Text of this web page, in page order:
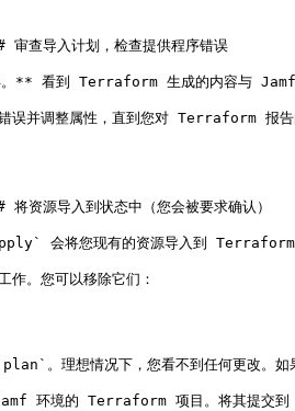
入计划，检查提供程序错误
** 看到 Terraform 生成的内容与 Jamf 实
误并调整属性，直到您对 Terraform 报
导入到状态中（您会被要求确认）
会将您现有的资源导入到 Terraform
作。您可以移除它们：
。理想情况下，您看不到任何更改。如
环境的 Terraform 项目。将其提交